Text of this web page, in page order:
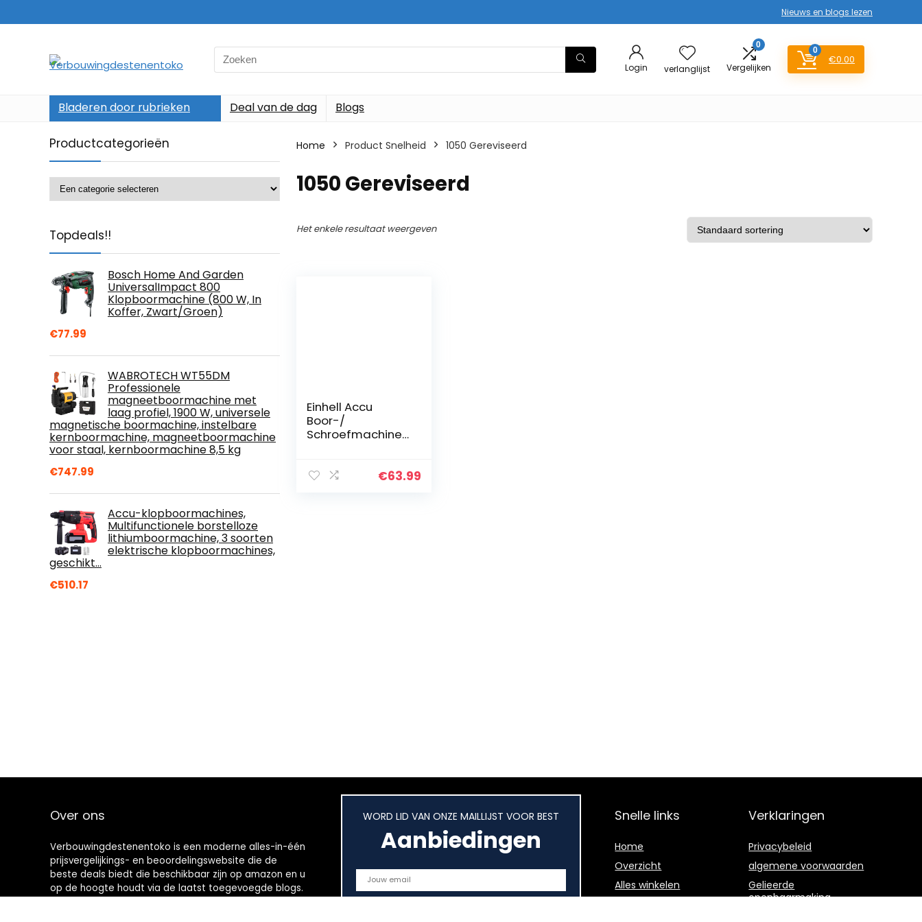
Nieuws en blogs lezen
Search
for:
Login verlanglijst
0
Vergelijken
0
€0.00
Bladeren door rubrieken Deal van de dag Blogs
Productcategorieën
Topdeals!!
Bosch Home And Garden
UniversalImpact 800
Klopboormachine (800 W, In
Koffer, Zwart/Groen)
€77.99
WABROTECH WT55DM
Professionele
magneetboormachine met
laag profiel, 1900 W, universele
magnetische boormachine, instelbare
kernboormachine, magneetboormachine
voor staal, kernboormachine 8,5 kg
€747.99
Accu-klopboormachines,
Multifunctionele borstelloze
lithiumboormachine, 3 soorten
elektrische klopboormachines,
geschikt…
€510.17
Home Product Snelheid ‎1050 Gereviseerd
‎1050 Gereviseerd
Het enkele resultaat weergeven
Einhell Accu
Boor-/
Schroefmachine
1,3 Ah, 2
€63.99
Over ons
Verbouwingdestenentoko is een moderne alles-in-één
prijsvergelijkings- en beoordelingswebsite die de
beste deals biedt die beschikbaar zijn op amazon en u
op de hoogte houdt via de laatst toegevoegde blogs.
WORD LID VAN ONZE MAILLIJST VOOR BEST
Aanbiedingen
Snelle links
Home
Overzicht
Alles winkelen
Verklaringen
Privacybeleid
algemene voorwaarden
Gelieerde
openbaarmaking